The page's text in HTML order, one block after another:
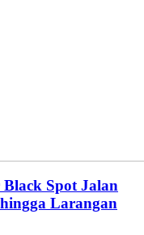
Spot Jalan
Larangan